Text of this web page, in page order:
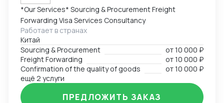
*Our Services* Sourcing & Procurement Freight
Forwarding Visa Services Consultancy
Работает в странах
Китай
Sourcing & Procurement
от10 000 ₽
Freight Forwarding
от10 000 ₽
Confirmation of the quality of goods
от10 000 ₽
ещё 2 услуги
ПРЕДЛОЖИТЬ ЗАКАЗ